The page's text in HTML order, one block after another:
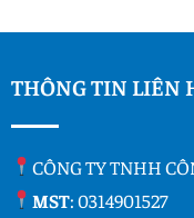
THÔNG TIN LIÊN
CÔNG TY TNHH
MST: 0314901527